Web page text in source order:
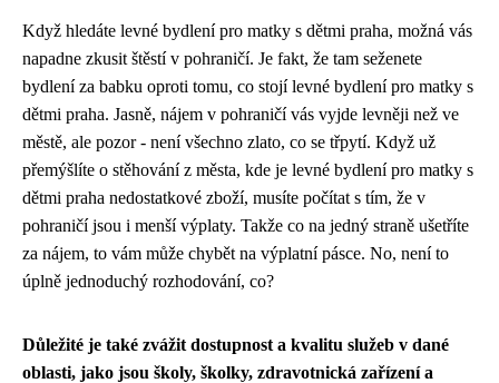
Když hledáte levné bydlení pro matky s dětmi praha, možná vás
napadne zkusit štěstí v pohraničí. Je fakt, že tam seženete
bydlení za babku oproti tomu, co stojí levné bydlení pro matky s
dětmi praha. Jasně, nájem v pohraničí vás vyjde levněji než ve
městě, ale pozor - není všechno zlato, co se třpytí. Když už
přemýšlíte o stěhování z města, kde je levné bydlení pro matky s
dětmi praha nedostatkové zboží, musíte počítat s tím, že v
pohraničí jsou i menší výplaty. Takže co na jedný straně ušetříte
za nájem, to vám může chybět na výplatní pásce. No, není to
úplně jednoduchý rozhodování, co?
Důležité je také zvážit dostupnost a kvalitu služeb v dané
oblasti, jako jsou školy, školky, zdravotnická zařízení a